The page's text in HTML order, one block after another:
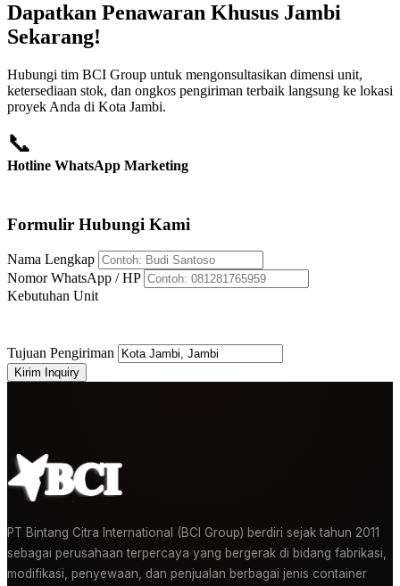
Dapatkan Penawaran Khusus Jambi
Sekarang!
Hubungi tim BCI Group untuk mengonsultasikan dimensi unit,
ketersediaan stok, dan ongkos pengiriman terbaik langsung ke lokasi
proyek Anda di Kota Jambi.
📞
Hotline WhatsApp Marketing
Formulir Hubungi Kami
Nama Lengkap
Nomor WhatsApp / HP
Kebutuhan Unit
Tujuan Pengiriman
Kirim Inquiry
PT Bintang Citra International (BCI Group) berdiri sejak tahun 2011
sebagai perusahaan terpercaya yang bergerak di bidang fabrikasi,
modifikasi, penyewaan, dan penjualan berbagai jenis container